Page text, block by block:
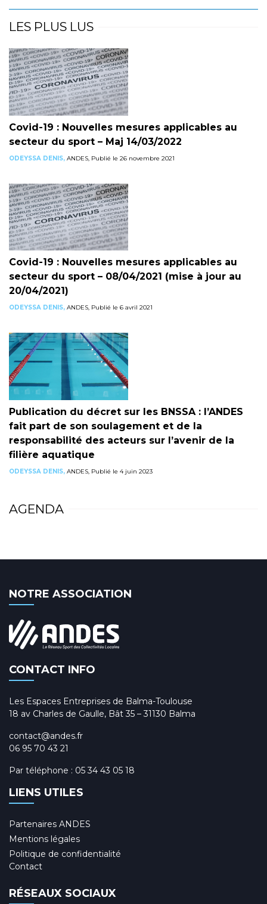
LES PLUS LUS
Covid-19 : Nouvelles mesures applicables au
secteur du sport – Maj 14/03/2022
ODEYSSA DENIS, ANDES, Publié le 26 novembre 2021
Covid-19 : Nouvelles mesures applicables au
secteur du sport – 08/04/2021 (mise à jour au
20/04/2021)
ODEYSSA DENIS, ANDES, Publié le 6 avril 2021
Publication du décret sur les BNSSA : l’ANDES
fait part de son soulagement et de la
responsabilité des acteurs sur l’avenir de la
filière aquatique
ODEYSSA DENIS, ANDES, Publié le 4 juin 2023
AGENDA
NOTRE ASSOCIATION
CONTACT INFO
Les Espaces Entreprises de Balma-Toulouse
18 av Charles de Gaulle, Bât 35 – 31130 Balma
contact@andes.fr
06 95 70 43 21
Par téléphone : 05 34 43 05 18
LIENS UTILES
Partenaires ANDES
Mentions légales
Politique de confidentialité
Contact
RÉSEAUX SOCIAUX